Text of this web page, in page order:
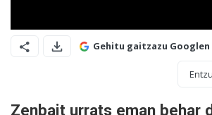
Gehitu gaitzazu Googlen
Zenbait urrats eman behar